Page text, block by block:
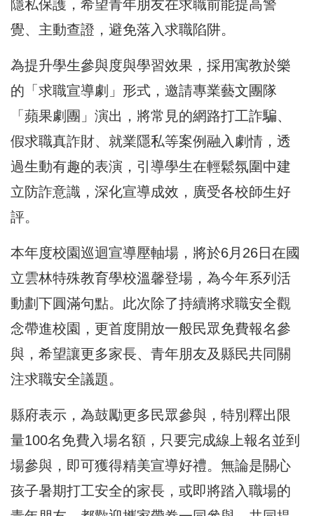
隱私保護，希望青年朋友在求職前能提高警
覺、主動查證，避免落入求職陷阱。
為提升學生參與度與學習效果，採用寓教於樂
的「求職宣導劇」形式，邀請專業藝文團隊
「蘋果劇團」演出，將常見的網路打工詐騙、
假求職真詐財、就業隱私等案例融入劇情，透
過生動有趣的表演，引導學生在輕鬆氛圍中建
立防詐意識，深化宣導成效，廣受各校師生好
評。
本年度校園巡迴宣導壓軸場，將於6月26日在國
立雲林特殊教育學校溫馨登場，為今年系列活
動劃下圓滿句點。此次除了持續將求職安全觀
念帶進校園，更首度開放一般民眾免費報名參
與，希望讓更多家長、青年朋友及縣民共同關
注求職安全議題。
縣府表示，為鼓勵更多民眾參與，特別釋出限
量100名免費入場名額，只要完成線上報名並到
場參與，即可獲得精美宣導好禮。無論是關心
孩子暑期打工安全的家長，或即將踏入職場的